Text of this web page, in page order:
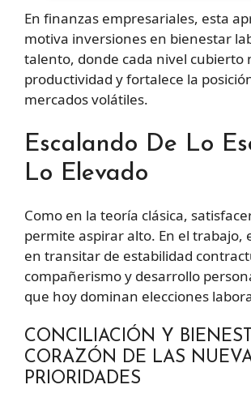
En finanzas empresariales, esta
motiva inversiones en bienestar
talento, donde cada nivel cubierto
productividad y fortalece la
mercados volátiles.
Escalando De Lo
Lo Elevado
Como en la teoría clásica,
permite aspirar alto. En el trabajo,
en transitar de estabilidad
compañerismo y desarrollo
que hoy dominan elecciones
CONCILIACIÓN Y
CORAZÓN DE LAS
PRIORIDADES